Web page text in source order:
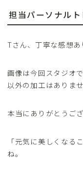
担当パーソナル
Tさん、丁寧な感想あ
画像は今回スタジオ
以外の加工はありませ
本当にありがとうご
「元気に美しくなる
ね。